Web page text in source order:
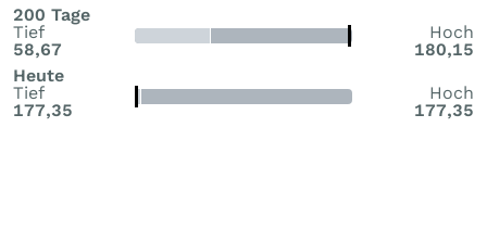
200 Tage
Tief
58,67
Hoch
180,15
Heute
Tief
177,35
Hoch
177,35